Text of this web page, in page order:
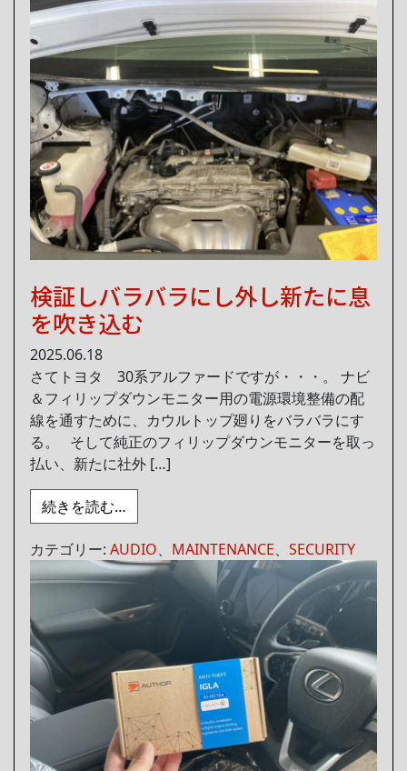
検証しバラバラにし外し新たに息
を吹き込む
2025.06.18
さてトヨタ 30系アルファードですが・・・。 ナビ
＆フィリップダウンモニター用の電源環境整備の配
線を通すために、カウルトップ廻りをバラバラにす
る。 そして純正のフィリップダウンモニターを取っ
払い、新たに社外 […]
続きを読む…
カテゴリー: AUDIO、 MAINTENANCE、 SECURITY